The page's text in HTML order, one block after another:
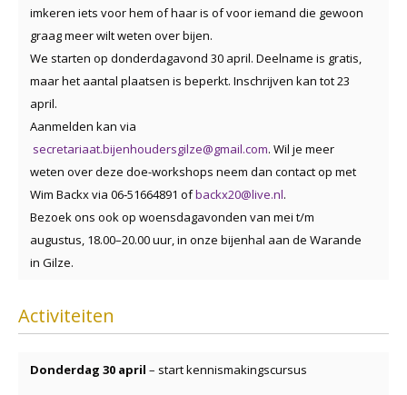
imkeren iets voor hem of haar is of voor iemand die gewoon
graag meer wilt weten over bijen.
We starten op donderdagavond 30 april. Deelname is gratis,
maar het aantal plaatsen is beperkt. Inschrijven kan tot 23
april.
Aanmelden kan via
secretariaat.bijenhoudersgilze@gmail.com. Wil je meer
weten over deze doe-workshops neem dan contact op met
Wim Backx via 06‑51664891 ofbackx20@live.nl.
Bezoek ons ook op woensdagavonden van mei t/m
augustus, 18.00–20.00 uur, in onze bijenhal aan de Warande
in Gilze.
Activiteiten
Donderdag 30 april – start kennismakingscursus